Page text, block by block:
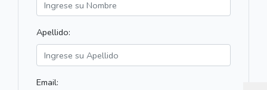
Apellido:
Email: